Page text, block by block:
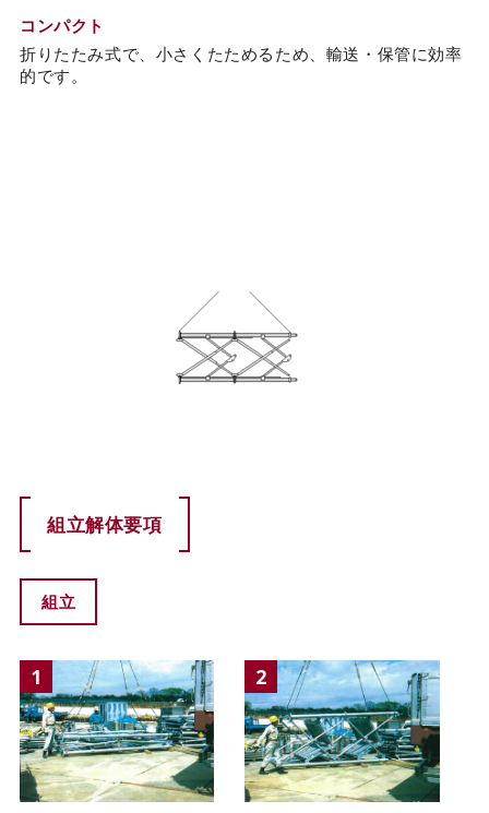
コンパクト
折りたたみ式で、小さくたためるため、輸送・保管に効率
的です。
組立解体要項
組立
1 2